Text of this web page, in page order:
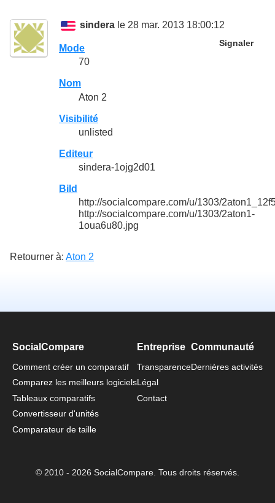
sindera le 28 mar. 2013 18:00:12
Signaler
Mode
70
Nom
Aton 2
Visibilité
unlisted
Editeur
sindera-1ojg2d01
Bild
http://socialcompare.com/u/1303/
http://socialcompare.com/u/1303/2aton1-
1oua6u80.jpg
Retourner à: Aton 2
SocialCompare
Comment créer un comparatif
Comparez les meilleurs logiciels
Tableaux comparatifs
Convertisseur d'unités
Comparateur de taille
Entreprise
Transparence
Légal
Contact
Communauté
Dernières activités
© 2010 - 2026 SocialCompare. Tous droits réservés.